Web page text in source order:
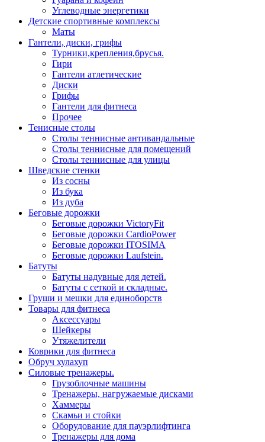
Углеводные энергетики
Детские спортивные комплексы
Маты
Гантели, диски, грифы
Турники,крепления,брусья.
Гири
Гантели атлетические
Диски
Грифы
Гантели для фитнеса
Прочее
Тенисные столы
Столы теннисные антивандальные
Столы теннисные для помещений
Столы теннисные для улицы
Шведские стенки
Из сосны
Из бука
Из дуба
Беговые дорожки
Беговые дорожки VictoryFit
Беговые дорожки CardioPower
Беговые дорожки ITOSIMA
Беговые дорожки Laufstein.
Батуты
Батуты надувные для детей.
Батуты с сеткой и складные.
Груши и мешки для единоборств
Товары для фитнеса
Aксессуары
Шейкеры
Утяжелители
Коврики для фитнеса
Обруч хулахуп
Силовые тренажеры.
Грузоблочные машины
Тренажеры, нагружаемые дисками
Хаммеры
Скамьи и стойки
Оборудование для пауэрлифтинга
Тренажеры для дома